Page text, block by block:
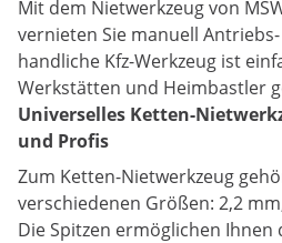
Mit dem Nietwerkzeug von
vernieten Sie manuell
handliche Kfz-Werkzeug ist
Werkstätten und Heimbastler
Universelles Ketten-
und Profis
Zum Ketten-Nietwerkzeug
verschiedenen Größen: 2,2
Die Spitzen ermöglichen Ihnen